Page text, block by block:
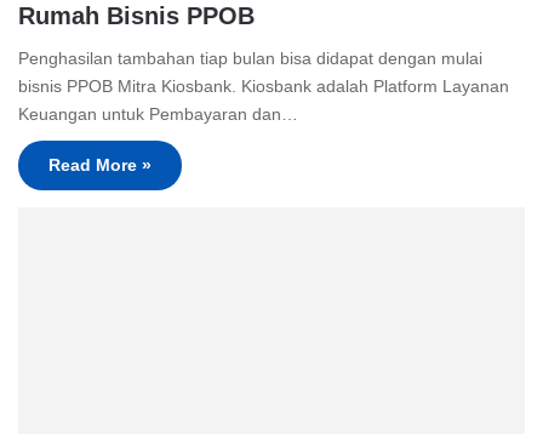
Rumah Bisnis PPOB
Penghasilan tambahan tiap bulan bisa didapat dengan mulai
bisnis PPOB Mitra Kiosbank. Kiosbank adalah Platform Layanan
Keuangan untuk Pembayaran dan…
Read More »